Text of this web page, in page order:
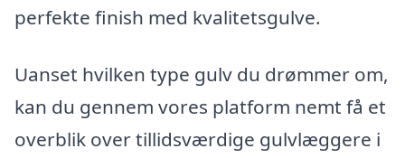
perfekte finish med kvalitetsgulve.
Uanset hvilken type gulv du drømmer om,
kan du gennem vores platform nemt få et
overblik over tillidsværdige gulvlæggere i